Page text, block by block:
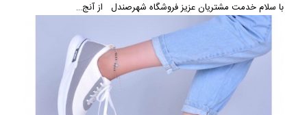
با سلام خدمت مشتریان عزیز فروشگاه شهرصندل از آنج…